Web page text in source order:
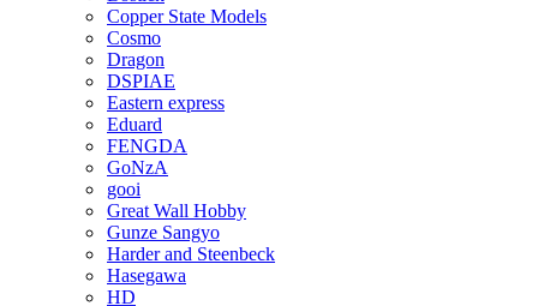
Copper State Models
Cosmo
Dragon
DSPIAE
Eastern express
Eduard
FENGDA
GoNzA
gooi
Great Wall Hobby
Gunze Sangyo
Harder and Steenbeck
Hasegawa
HD